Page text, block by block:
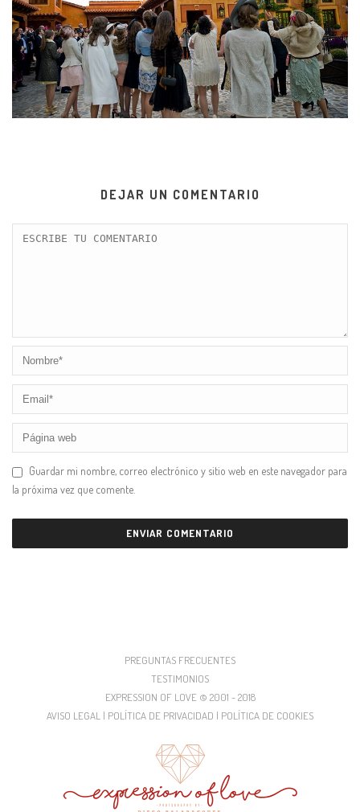
DEJAR UN COMENTARIO
Guardar mi nombre, correo electrónico y sitio web en este navegador para
la próxima vez que comente.
PREGUNTAS FRECUENTES
TESTIMONIOS
EXPRESSION OF LOVE © 2001 - 2018
AVISO LEGAL | POLÍTICA DE PRIVACIDAD | POLÍTICA DE COOKIES